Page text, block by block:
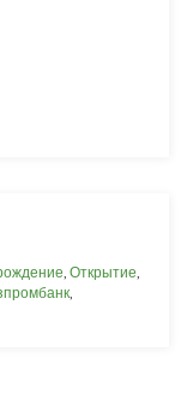
, Открытие,
,